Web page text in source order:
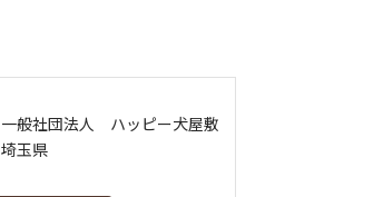
一般社団法人 ハッピー犬屋敷
埼玉県